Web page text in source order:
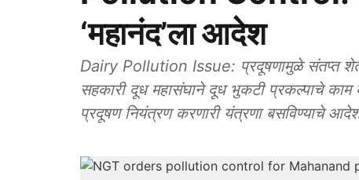
‘महानंद’ला आदेश
Dairy Pollution Issue: प्रदूषणामुळे संतप्त
सहकारी दूध महासंघाने दूध भुकटी प्रकल्पाचे काम
प्रदूषण नियंत्रण करणारी यंत्रणा बसविण्याचे